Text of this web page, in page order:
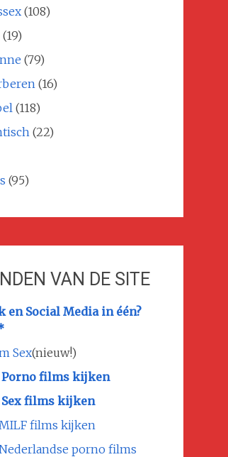
(108)
(19)
(79)
(16)
(118)
(22)
(95)
VAN DE SITE
en Social Media in één?
Sex(nieuw!)
Porno films kijken
Sex films kijken
films kijken
porno films